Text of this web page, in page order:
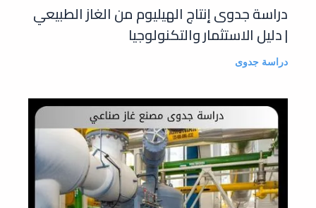
دراسة جدوى إنتاج الهيليوم من الغاز الطبيعي
| دليل الاستثمار والتكنولوجيا
دراسة جدوى